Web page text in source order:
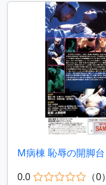
M病棟 恥辱の開脚台
0.0
（0）